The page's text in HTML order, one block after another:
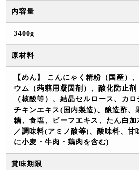
内容量
3400g
原材料
【めん】 こんにゃく精粉（国産）
ウム（蒟蒻用凝固剤）、酸化防止
（核酸等）、結晶セルロース、カ
チキンエキス(国内製造)、醸造酢、
糖、食塩、ビーフエキス、たん白
／調味料(アミノ酸等)、酸味料、甘
に小麦・牛肉・鶏肉を含む)
賞味期限